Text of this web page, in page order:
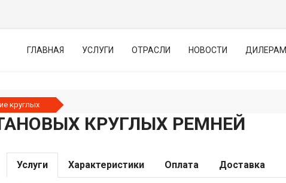
ГЛАВНАЯ УСЛУГИ ОТРАСЛИ НОВОСТИ ДИЛЕРАМ
круглых
КРУГЛЫХ РЕМНЕЙ
Услуги Характеристики Оплата Доставка